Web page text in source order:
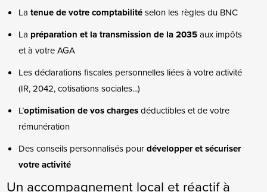
Latenue de votre comptabilitéselon les règles du BNC
La préparation et la transmission de la 2035aux impôts
et à votre AGA
Les déclarations fiscales personnelles liées à votre activité
(IR, 2042, cotisations sociales...)
L’optimisation de vos chargesdéductibles et de votre
rémunération
Des conseils personnalisés pourdévelopper et sécuriser
votre activité
Un accompagnement local et réactif à